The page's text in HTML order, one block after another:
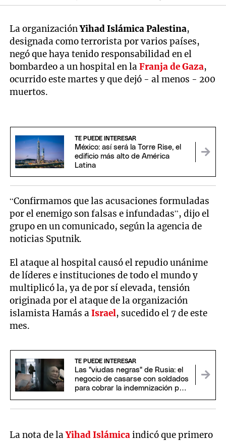
La organizaciónYihad Islámica Palestina,
designada como terrorista por varios países,
negó que haya tenido responsabilidad en el
bombardeo a un hospital en laFranja de Gaza,
ocurrido este martes y que dejó - al menos - 200
muertos.
TE PUEDE INTERESAR
México: así será la Torre Rise, el
edificio más alto de América
Latina
“Confirmamos que las acusaciones formuladas
por el enemigo son falsas e infundadas”, dijo el
grupo en un comunicado, según la agencia de
noticias Sputnik.
El ataque al hospital causó el repudio unánime
de líderes e instituciones de todo el mundo y
multiplicó la, ya de por sí elevada, tensión
originada por el ataque de la organización
islamista Hamás aIsrael, sucedido el 7 de este
mes.
TE PUEDE INTERESAR
Las "viudas negras" de Rusia: el
negocio de casarse con soldados
para cobrar la indemnización por
La nota de laYihad Islámicaindicó que primero